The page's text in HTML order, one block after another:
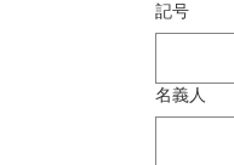
記号
名義人